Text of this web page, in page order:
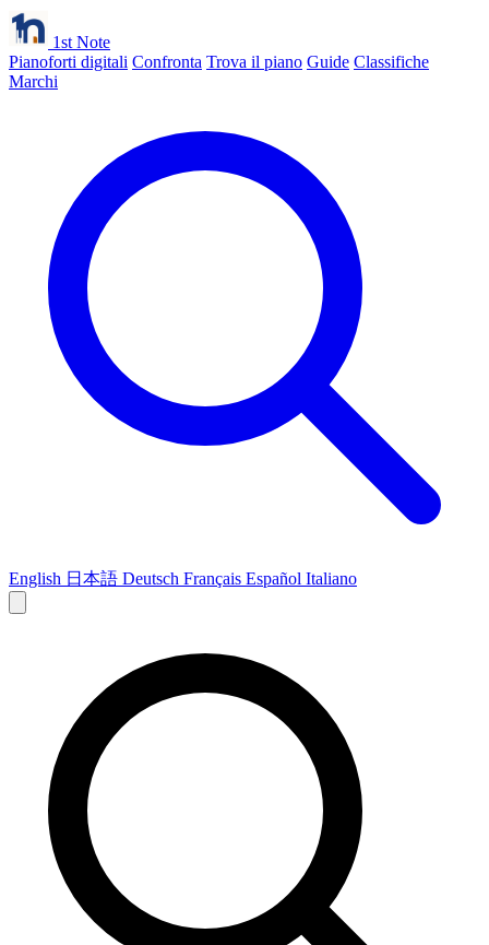
1st Note
Pianoforti digitali Confronta Trova il piano Guide Classifiche
Marchi
English 日本語 Deutsch Français Español Italiano